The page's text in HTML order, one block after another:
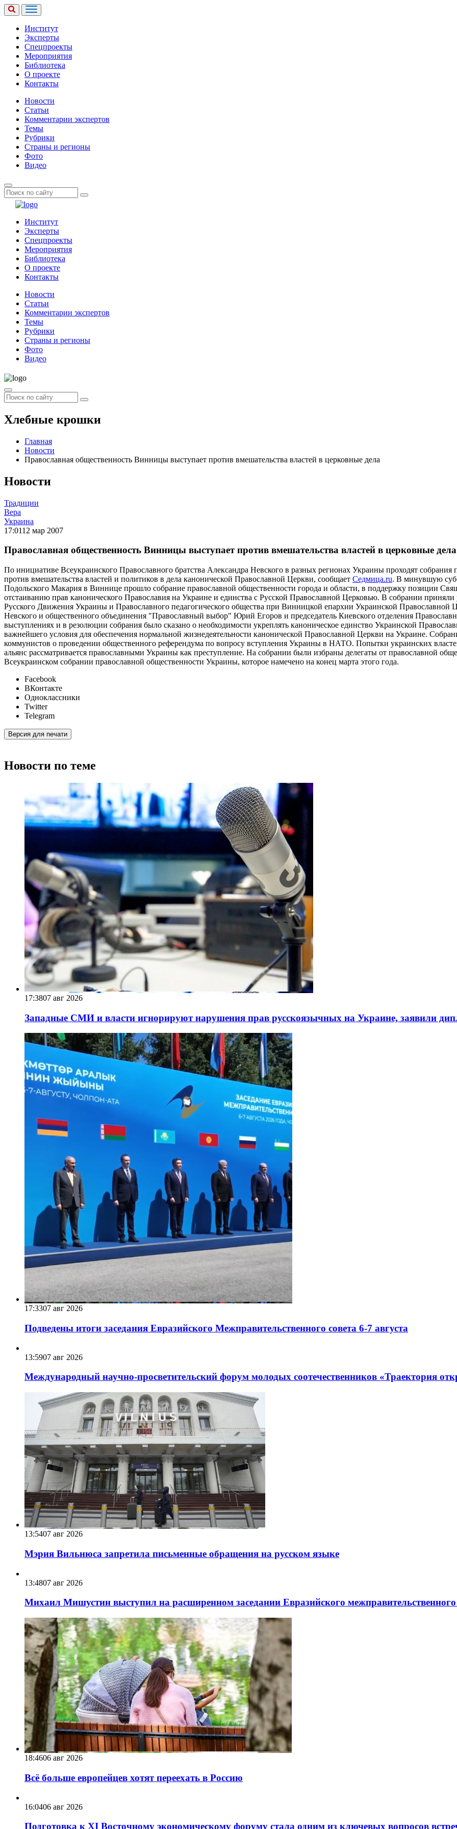
Институт
Эксперты
Спецпроекты
Мероприятия
Библиотека
О проекте
Контакты
Новости
Статьи
Комментарии экспертов
Темы
Рубрики
Страны и регионы
Фото
Видео
Институт
Эксперты
Спецпроекты
Мероприятия
Библиотека
О проекте
Контакты
Новости
Статьи
Комментарии экспертов
Темы
Рубрики
Страны и регионы
Фото
Видео
Хлебные крошки
Главная
Новости
Православная общественность Винницы выступает против вмешательства властей в церковные дела
Новости
Традиции
Вера
Украина
17:0112 мар 2007
Православная общественность Винницы выступает против вмешательства властей в церковные дела
По инициативе Всеукраинского Православного братства Александра Невского в разных регионах Украины проходят
против вмешательства властей и политиков в дела канонической Православной Церкви, сообщает Седмица.ru. В минувшую
Подольского Макария в Виннице прошло собрание православной общественности города и области, в поддержку позиции
отстаиванию прав канонического Православия на Украине и единства с Русской Православной Церковью. В собрании
Русского Движения Украины и Православного педагогического общества при Винницкой епархии Украинской Православной
Невского и общественного объединения "Православный выбор" Юрий Егоров и председатель Киевского отделения
выступлениях и в резолюции собрания было сказано о необходимости укреплять каноническое единство Украинской
важнейшего условия для обеспечения нормальной жизнедеятельности канонической Православной Церкви на Украине.
коммунистов о проведении общественного референдума по вопросу вступления Украины в НАТО. Попытки украинских
альянс рассматривается православными Украины как преступление. На собрании были избраны делегаты от православной
Всеукраинском собрании православной общественности Украины, которое намечено на конец марта этого года.
Facebook
ВКонтакте
Одноклассники
Twitter
Telegram
Версия для печати
Новости по теме
17:3807 авг 2026
Западные СМИ и власти игнорируют нарушения прав русскоязычных на Украине, заявили
17:3307 авг 2026
Подведены итоги заседания Евразийского Межправительственного совета 6-7 августа
13:5907 авг 2026
Международный научно-просветительский форум молодых соотечественников «Траектория
13:5407 авг 2026
Мэрия Вильнюса запретила письменные обращения на русском языке
13:4807 авг 2026
Михаил Мишустин выступил на расширенном заседании Евразийского
18:4606 авг 2026
Всё больше европейцев хотят переехать в Россию
16:0406 авг 2026
Подготовка к XI Восточному экономическому форуму стала одним из ключевых вопросов